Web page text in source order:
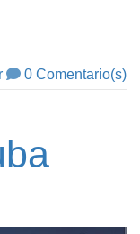
0 Comentario(s)